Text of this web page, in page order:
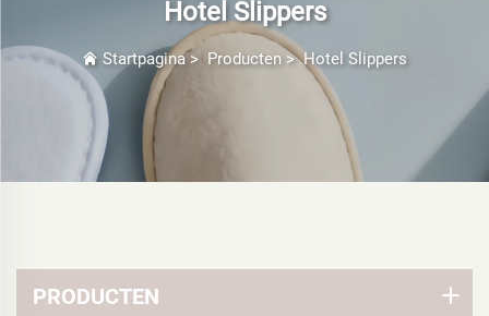
Hotel Slippers
Startpagina> Producten>Hotel Slippers
PRODUCTEN